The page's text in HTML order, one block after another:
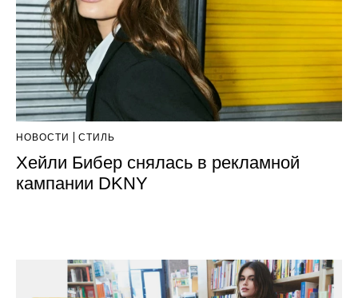
НОВОСТИ СТИЛЬ
Хейли Бибер снялась в рекламной
кампании DKNY